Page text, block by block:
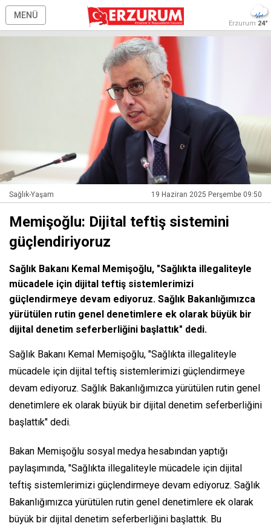
MENÜ
Erzurum 24°
Sağlık-Yaşam 19 Haziran 2025 Perşembe 09:50
Memişoğlu: Dijital teftiş sistemini
güçlendiriyoruz
Sağlık Bakanı Kemal Memişoğlu, "Sağlıkta illegaliteyle
mücadele için dijital teftiş sistemlerimizi
güçlendirmeye devam ediyoruz. Sağlık Bakanlığımızca
yürütülen rutin genel denetimlere ek olarak büyük bir
dijital denetim seferberliğini başlattık" dedi.
Sağlık Bakanı Kemal Memişoğlu, "Sağlıkta illegaliteyle
mücadele için dijital teftiş sistemlerimizi güçlendirmeye
devam ediyoruz. Sağlık Bakanlığımızca yürütülen rutin genel
denetimlere ek olarak büyük bir dijital denetim seferberliğini
başlattık" dedi.
Bakan Memişoğlu sosyal medya hesabından yaptığı
paylaşımında, "Sağlıkta illegaliteyle mücadele için dijital
teftiş sistemlerimizi güçlendirmeye devam ediyoruz. Sağlık
Bakanlığımızca yürütülen rutin genel denetimlere ek olarak
büyük bir dijital denetim seferberliğini başlattık. Bu